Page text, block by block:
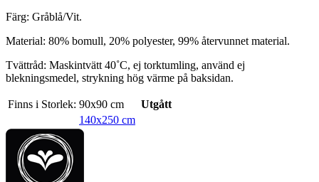
Färg: Gråblå/Vit.
Material: 80% bomull, 20% polyester, 99% återvunnet material.
Tvättråd: Maskintvätt 40˚C, ej torktumling, använd ej
blekningsmedel, strykning hög värme på baksidan.
Finns i Storlek: 90x90 cm
Utgått
140x250 cm